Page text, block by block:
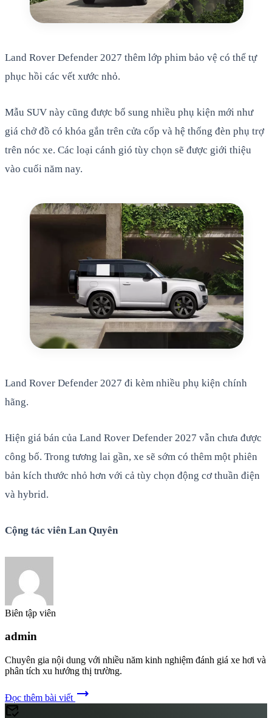
Land Rover Defender 2027 thêm lớp phim bảo vệ có thể tự
phục hồi các vết xước nhỏ.
Mẫu SUV này cũng được bổ sung nhiều phụ kiện mới như
giá chở đồ có khóa gắn trên cửa cốp và hệ thống đèn phụ trợ
trên nóc xe. Các loại cánh gió tùy chọn sẽ được giới thiệu
vào cuối năm nay.
Land Rover Defender 2027 đi kèm nhiều phụ kiện chính
hãng.
Hiện giá bán của Land Rover Defender 2027 vẫn chưa được
công bố. Trong tương lai gần, xe sẽ sớm có thêm một phiên
bản kích thước nhỏ hơn với cả tùy chọn động cơ thuần điện
và hybrid.
Cộng tác viên Lan Quyên
Biên tập viên
admin
Chuyên gia nội dung với nhiều năm kinh nghiệm đánh giá xe hơi và
phân tích xu hướng thị trường.
Đọc thêm bài viết trending_flat
mark_email_read